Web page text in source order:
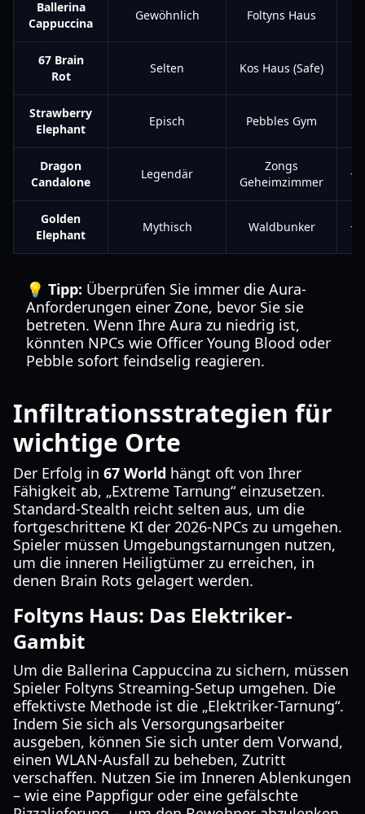
Ballerina
Cappuccina
Gewöhnlich Foltyns Haus
67 Brain
Rot
Selten Kos Haus (Safe)
Strawberry
Elephant
Episch Pebbles Gym
Dragon
Candalone
Legendär
Zongs
Geheimzimmer
Golden
Elephant
Mythisch Waldbunker
💡 Tipp: Überprüfen Sie immer die Aura-
Anforderungen einer Zone, bevor Sie sie
betreten. Wenn Ihre Aura zu niedrig ist,
könnten NPCs wie Officer Young Blood oder
Pebble sofort feindselig reagieren.
Infiltrationsstrategien für
wichtige Orte
Der Erfolg in 67 World hängt oft von Ihrer
Fähigkeit ab, „Extreme Tarnung“ einzusetzen.
Standard-Stealth reicht selten aus, um die
fortgeschrittene KI der 2026-NPCs zu umgehen.
Spieler müssen Umgebungstarnungen nutzen,
um die inneren Heiligtümer zu erreichen, in
denen Brain Rots gelagert werden.
Foltyns Haus: Das Elektriker-
Gambit
Um die Ballerina Cappuccina zu sichern, müssen
Spieler Foltyns Streaming-Setup umgehen. Die
effektivste Methode ist die „Elektriker-Tarnung“.
Indem Sie sich als Versorgungsarbeiter
ausgeben, können Sie sich unter dem Vorwand,
einen WLAN-Ausfall zu beheben, Zutritt
verschaffen. Nutzen Sie im Inneren Ablenkungen
– wie eine Pappfigur oder eine gefälschte